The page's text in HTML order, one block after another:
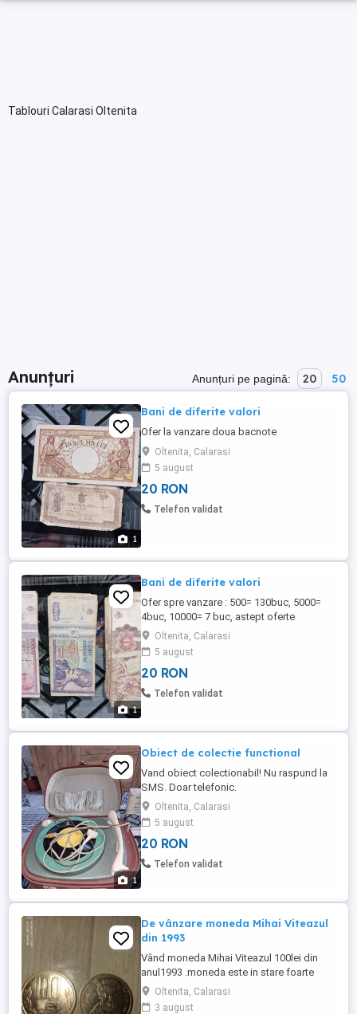
Tablouri Calarasi Oltenita
Anunțuri Anunțuri pe pagină: 20 50
1
Bani de diferite valori
Ofer la vanzare doua bacnote
Oltenita, Calarasi
5 august
20 RON
Telefon validat
1
Bani de diferite valori
Ofer spre vanzare : 500= 130buc, 5000=
4buc, 10000= 7 buc, astept oferte
serioase. Nu raspund decat telefonic,
exclus SMS.
Oltenita, Calarasi
5 august
20 RON
Telefon validat
1
Obiect de colectie functional
Vand obiect colectionabil! Nu raspund la
SMS. Doar telefonic.
Oltenita, Calarasi
5 august
20 RON
Telefon validat
De vânzare moneda Mihai Viteazul
din 1993
Vând moneda Mihai Viteazul 100lei din
anul1993 .moneda este in stare foarte
buna.pret55000 euro
Oltenita, Calarasi
3 august